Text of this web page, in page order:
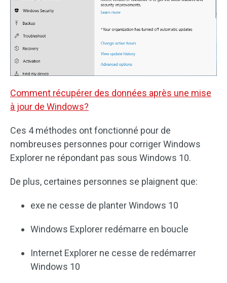
Comment récupérer des données après une mise
à jour de Windows?
Ces 4 méthodes ont fonctionné pour de
nombreuses personnes pour corriger Windows
Explorer ne répondant pas sous Windows 10.
De plus, certaines personnes se plaignent que:
exe ne cesse de planter Windows 10
Windows Explorer redémarre en boucle
Internet Explorer ne cesse de redémarrer
Windows 10